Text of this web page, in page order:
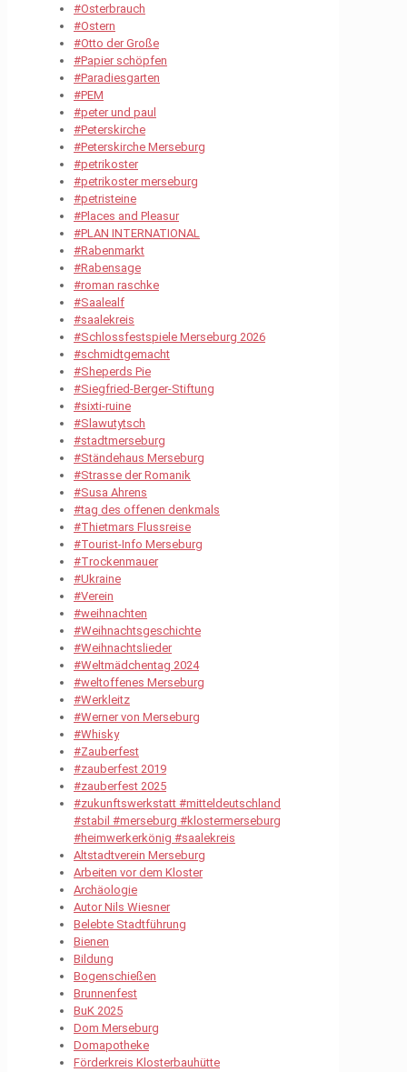
#Osterbrauch
#Ostern
#Otto der Große
#Papier schöpfen
#Paradiesgarten
#PEM
#peter und paul
#Peterskirche
#Peterskirche Merseburg
#petrikoster
#petrikoster merseburg
#petristeine
#Places and Pleasur
#PLAN INTERNATIONAL
#Rabenmarkt
#Rabensage
#roman raschke
#Saalealf
#saalekreis
#Schlossfestspiele Merseburg 2026
#schmidtgemacht
#Sheperds Pie
#Siegfried-Berger-Stiftung
#sixti-ruine
#Slawutytsch
#stadtmerseburg
#Ständehaus Merseburg
#Strasse der Romanik
#Susa Ahrens
#tag des offenen denkmals
#Thietmars Flussreise
#Tourist-Info Merseburg
#Trockenmauer
#Ukraine
#Verein
#weihnachten
#Weihnachtsgeschichte
#Weihnachtslieder
#Weltmädchentag 2024
#weltoffenes Merseburg
#Werkleitz
#Werner von Merseburg
#Whisky
#Zauberfest
#zauberfest 2019
#zauberfest 2025
#zukunftswerkstatt #mitteldeutschland
#stabil #merseburg #klostermerseburg
#heimwerkerkönig #saalekreis
Altstadtverein Merseburg
Arbeiten vor dem Kloster
Archäologie
Autor Nils Wiesner
Belebte Stadtführung
Bienen
Bildung
Bogenschießen
Brunnenfest
BuK 2025
Dom Merseburg
Domapotheke
Förderkreis Klosterbauhütte